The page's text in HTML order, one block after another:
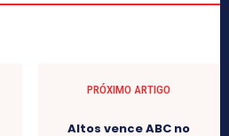
PRÓXIMO ARTIGO
Altos vence ABC no